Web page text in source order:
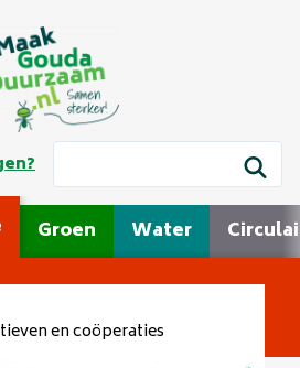
Groen Water
en coöperaties